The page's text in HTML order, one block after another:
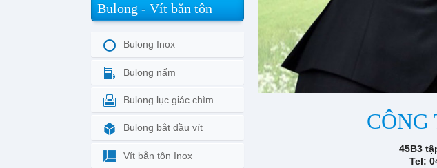
45B3
Tel:
Bulong - Vít bắn tôn
Bulong Inox
Bulong nấm
Bulong lục giác chìm
Bulong bắt đầu vít
Vít bắn tôn Inox